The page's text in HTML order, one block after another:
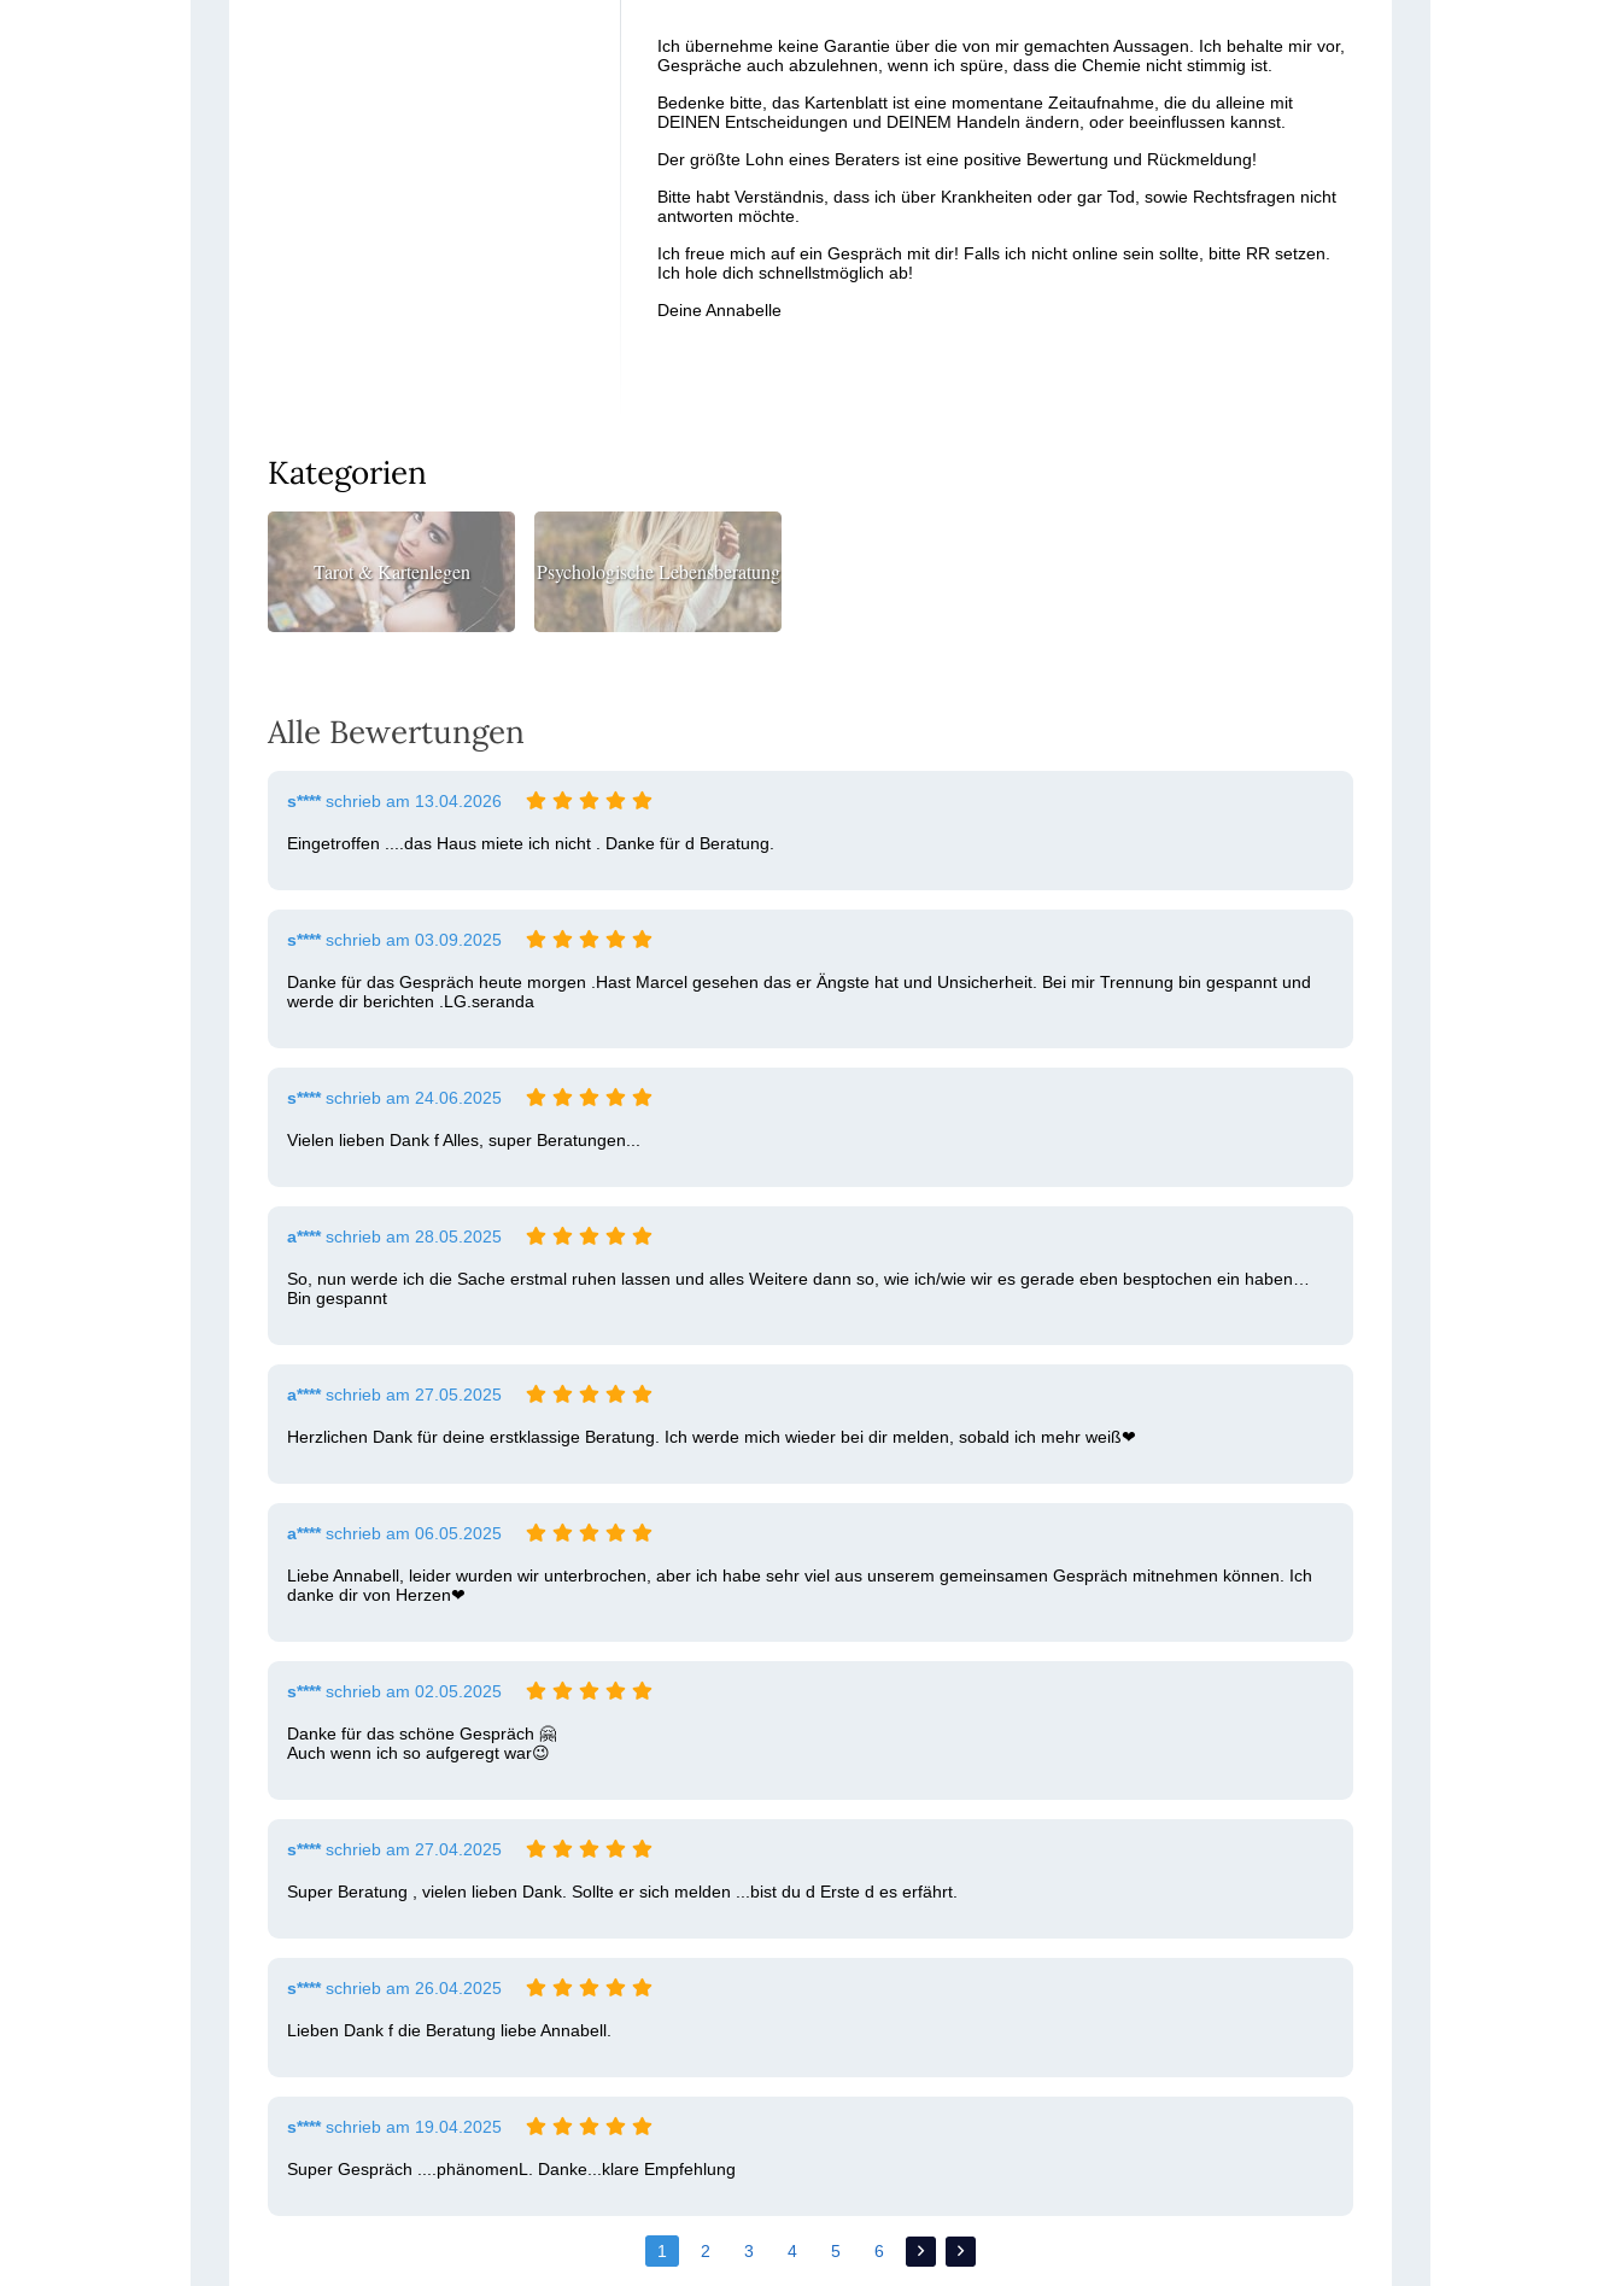
Ich übernehme keine Garantie über die von mir gemachten Aussagen. Ich behalte mir vor,
Gespräche auch abzulehnen, wenn ich spüre, dass die Chemie nicht stimmig ist.
Bedenke bitte, das Kartenblatt ist eine momentane Zeitaufnahme, die du alleine mit
DEINEN Entscheidungen und DEINEM Handeln ändern, oder beeinflussen kannst.
Der größte Lohn eines Beraters ist eine positive Bewertung und Rückmeldung!
Bitte habt Verständnis, dass ich über Krankheiten oder gar Tod, sowie Rechtsfragen nicht
antworten möchte.
Ich freue mich auf ein Gespräch mit dir! Falls ich nicht online sein sollte, bitte RR setzen.
Ich hole dich schnellstmöglich ab!
Deine Annabelle
Kategorien
Tarot & Kartenlegen Psychologische Lebensberatung
Alle Bewertungen
s****schrieb am 13.04.2026
Eingetroffen ....das Haus miete ich nicht . Danke für d Beratung.
s****schrieb am 03.09.2025
Danke für das Gespräch heute morgen .Hast Marcel gesehen das er Ängste hat und Unsicherheit. Bei mir Trennung bin gespannt und
werde dir berichten .LG.seranda
s****schrieb am 24.06.2025
Vielen lieben Dank f Alles, super Beratungen...
a****schrieb am 28.05.2025
So, nun werde ich die Sache erstmal ruhen lassen und alles Weitere dann so, wie ich/wie wir es gerade eben besptochen ein haben…
Bin gespannt
a****schrieb am 27.05.2025
Herzlichen Dank für deine erstklassige Beratung. Ich werde mich wieder bei dir melden, sobald ich mehr weiß❤ ️
a****schrieb am 06.05.2025
Liebe Annabell, leider wurden wir unterbrochen, aber ich habe sehr viel aus unserem gemeinsamen Gespräch mitnehmen können. Ich
danke dir von Herzen❤ ️
s****schrieb am 02.05.2025
Danke für das schöne Gespräch 🤗
Auch wenn ich so aufgeregt war😉
s****schrieb am 27.04.2025
Super Beratung , vielen lieben Dank. Sollte er sich melden ...bist du d Erste d es erfährt.
s****schrieb am 26.04.2025
Lieben Dank f die Beratung liebe Annabell.
s****schrieb am 19.04.2025
Super Gespräch ....phänomenL. Danke...klare Empfehlung
1 2 3 4 5 6